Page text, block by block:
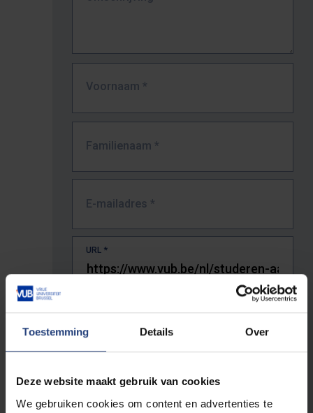
Toestemming Details Over
Deze website maakt gebruik van cookies
We gebruiken cookies om content en advertenties te
Voornaam *
Familienaam *
E-mailadres *
URL *
De volledige URL van de pagina waar je de fout zag.